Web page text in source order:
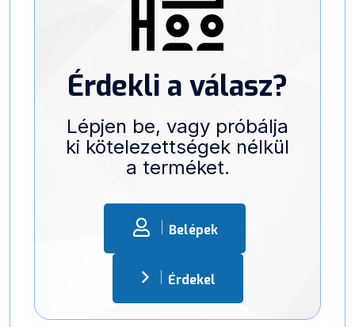
Érdekli a válasz?
Lépjen be, vagy próbálja
ki kötelezettségek nélkül
a terméket.
Belépek
Érdekel